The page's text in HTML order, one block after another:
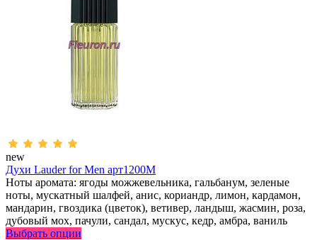
new
Духи Lauder for Men арт1200M
Ноты аромата: ягоды можжевельника, гальбанум, зеленые
ноты, мускатный шалфей, анис, кориандр, лимон, кардамон,
мандарин, гвоздика (цветок), ветивер, ландыш, жасмин, роза,
дубовый мох, пачули, сандал, мускус, кедр, амбра, ваниль
Выбрать опции